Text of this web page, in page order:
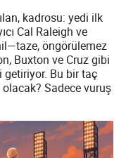
kadrosu: yedi ilk
Cal Raleigh ve
öngörülemez
Buxton ve Cruz gibi
getiriyor. Bu bir taç
Sadece vuruş